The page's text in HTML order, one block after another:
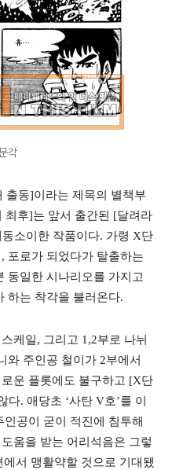
각
출동]이라는 제목의 별책부
최후]는 앞서 출간된 [달려라
소이한 작품이다. 가령 X단
포로가 되었다가 탈출하는
동일한 시나리오를 가지고
하는 착각을 불러온다.
케일, 그리고 1,2부로 나뉘
와 주인공 철이가 2부에서
운 플롯에도 불구하고 [X단
. 애당초 ‘사탄 V호’를 이
공이 굳이 적진에 침투해
움을 받는 어리석음은 그렇
에서 맹활약할 것으로 기대됐